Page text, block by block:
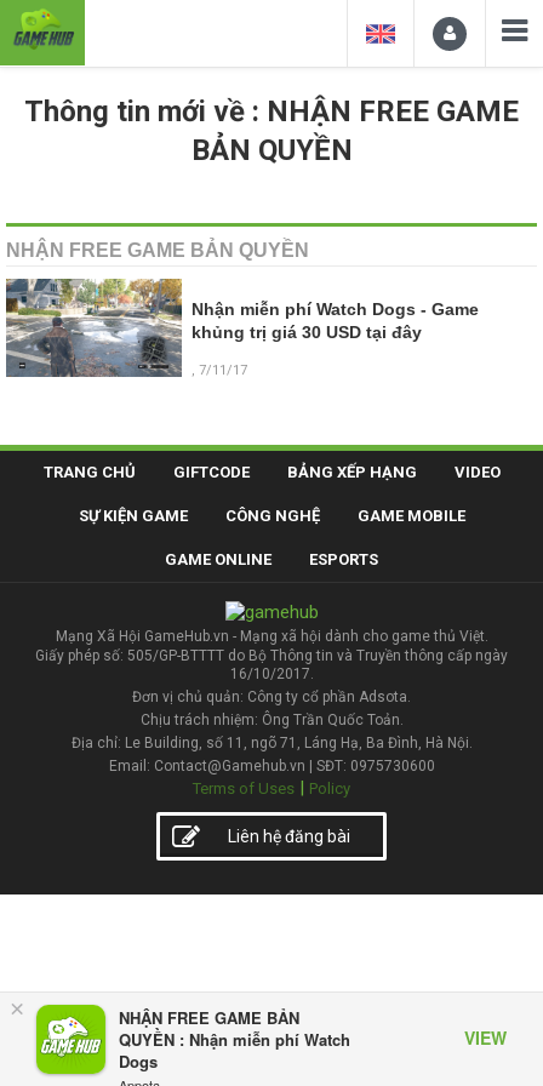
×
NHẬN FREE GAME BẢN
QUYỀN : Nhận miễn phí Watch
Dogs
VIEW
Thông tin mới về : NHẬN FREE GAME
BẢN QUYỀN
NHẬN FREE GAME BẢN QUYỀN
Nhận miễn phí Watch Dogs - Game
khủng trị giá 30 USD tại đây
, 7/11/17
TRANG CHỦ GIFTCODE BẢNG XẾP HẠNG VIDEO
SỰ KIỆN GAME CÔNG NGHỆ GAME MOBILE
GAME ONLINE ESPORTS
Mạng Xã Hội GameHub.vn - Mạng xã hội dành cho game thủ Việt.
Giấy phép số: 505/GP-BTTTT do Bộ Thông tin và Truyền thông cấp ngày
16/10/2017.
Đơn vị chủ quản: Công ty cổ phần Adsota.
Chịu trách nhiệm: Ông Trần Quốc Toản.
Địa chỉ: Le Building, số 11, ngõ 71, Láng Hạ, Ba Đình, Hà Nội.
Email: Contact@Gamehub.vn | SĐT: 0975730600
Terms of Uses | Policy
Liên hệ đăng bài